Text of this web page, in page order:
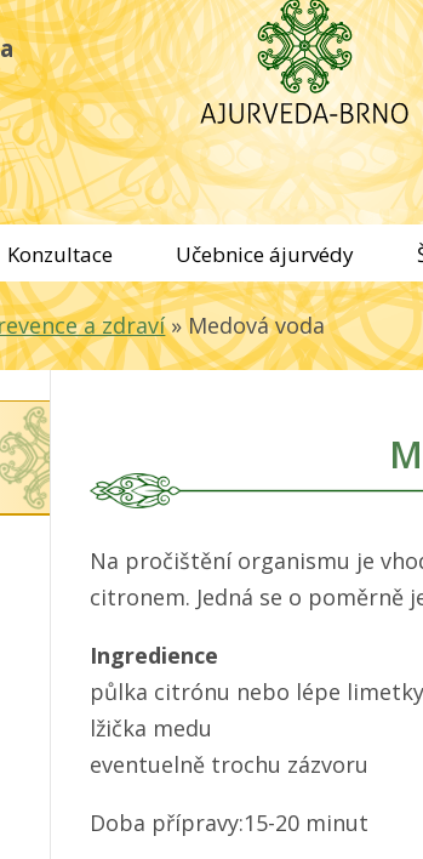
Konzultace Učebnice ájurvédy
a zdraví»Medová voda
Na pročištění organismu je
citronem. Jedná se o poměrně
Ingredience
půlka citrónu nebo lépe limetky
lžička medu
eventuelně trochu zázvoru
Doba přípravy:15-20 minut